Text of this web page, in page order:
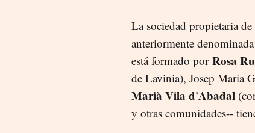
La sociedad propietaria de
anteriormente
está formado por Rosa
de Lavinia), Josep Maria
Marià Vila d'Abadal
y otras comunidades--